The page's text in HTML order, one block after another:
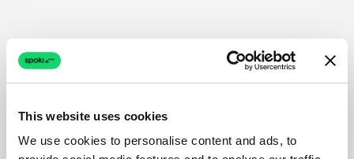
This website uses cookies
We use cookies to personalise content and ads, to